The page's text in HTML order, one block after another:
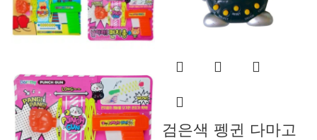
검은색 펭귄 다마고